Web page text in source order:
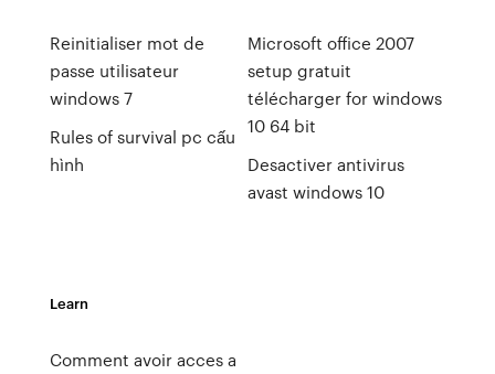
Reinitialiser mot de
passe utilisateur
windows 7
Rules of survival pc cấu
hình
Microsoft office 2007
setup gratuit
télécharger for windows
10 64 bit
Desactiver antivirus
avast windows 10
Learn
Comment avoir acces a